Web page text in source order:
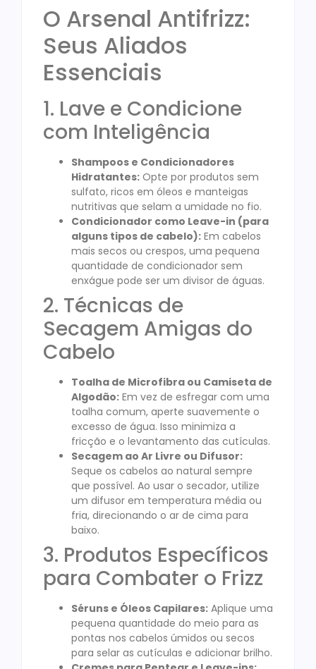
O Arsenal Antifrizz:
Seus Aliados
Essenciais
1. Lave e Condicione
com Inteligência
Shampoos e Condicionadores
Hidratantes: Opte por produtos sem
sulfato, ricos em óleos e manteigas
nutritivas que selam a umidade no fio.
Condicionador como Leave-in (para
alguns tipos de cabelo): Em cabelos
mais secos ou crespos, uma pequena
quantidade de condicionador sem
enxágue pode ser um divisor de águas.
2. Técnicas de
Secagem Amigas do
Cabelo
Toalha de Microfibra ou Camiseta de
Algodão: Em vez de esfregar com uma
toalha comum, aperte suavemente o
excesso de água. Isso minimiza a
fricção e o levantamento das cutículas.
Secagem ao Ar Livre ou Difusor:
Seque os cabelos ao natural sempre
que possível. Ao usar o secador, utilize
um difusor em temperatura média ou
fria, direcionando o ar de cima para
baixo.
3. Produtos Específicos
para Combater o Frizz
Séruns e Óleos Capilares: Aplique uma
pequena quantidade do meio para as
pontas nos cabelos úmidos ou secos
para selar as cutículas e adicionar brilho.